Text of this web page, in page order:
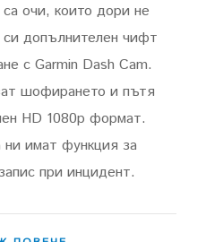
очи, които дори не
допълнителен чифт
с Garmin Dash Cam.
шофирането и пътя
HD 1080p формат.
ни имат функция за
при инцидент.